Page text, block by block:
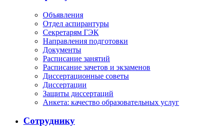
Объявления
Отдел аспирантуры
Секретарям ГЭК
Направления подготовки
Документы
Расписание занятий
Расписание зачетов и экзаменов
Диссертационные советы
Диссертации
Защиты диссертаций
Анкета: качество образовательных услуг
Сотруднику